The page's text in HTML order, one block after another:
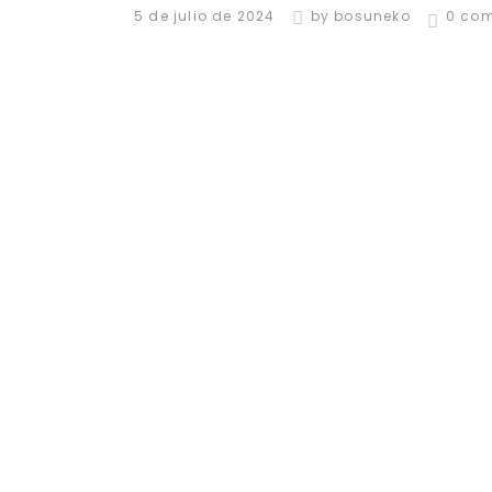
5 de julio de 2024 by bosuneko 0